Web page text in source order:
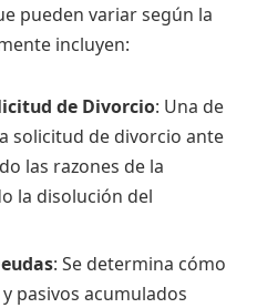
pueden variar según la
incluyen:
de Divorcio: Una de
solicitud de divorcio ante
las razones de la
la disolución del
: Se determina cómo
pasivos acumulados